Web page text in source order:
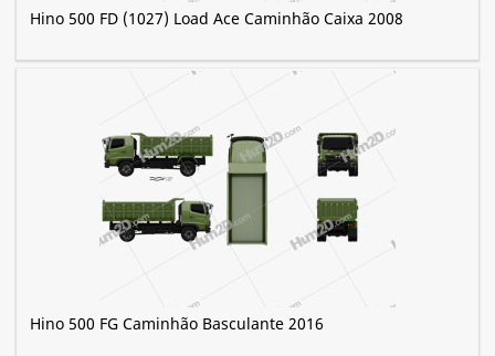
Hino 500 FD (1027) Load Ace Caminhão Caixa 2008
Hino 500 FG Caminhão Basculante 2016